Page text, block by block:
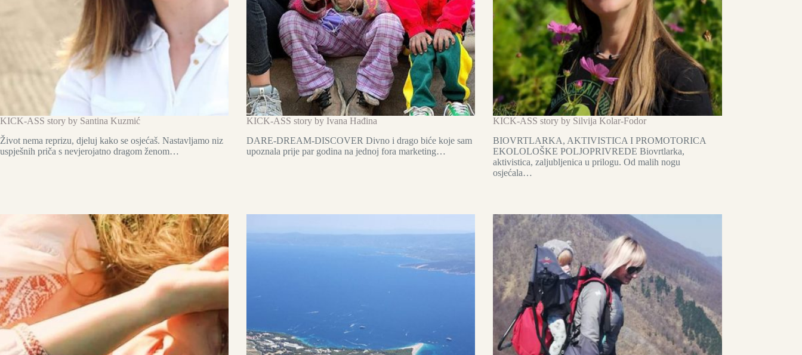
KICK-ASS story by Santina Kuzmić
Život nema reprizu, djeluj kako se osjećaš. Nastavljamo niz
uspješnih priča s nevjerojatno dragom ženom…
KICK-ASS story by Ivana Hađina
DARE-DREAM-DISCOVER Divno i drago biće koje sam
upoznala prije par godina na jednoj fora marketing…
KICK-ASS story by Silvija Kolar-Fodor
BIOVRTLARKA, AKTIVISTICA I PROMOTORICA
EKOLOLOŠKE POLJOPRIVREDE Biovrtlarka,
aktivistica, zaljubljenica u prilogu. Od malih nogu
osjećala…